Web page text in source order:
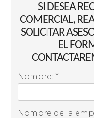
SI DESEA
COMERCIAL,
SOLICITAR
EL
Nombre: *
Nombre de la